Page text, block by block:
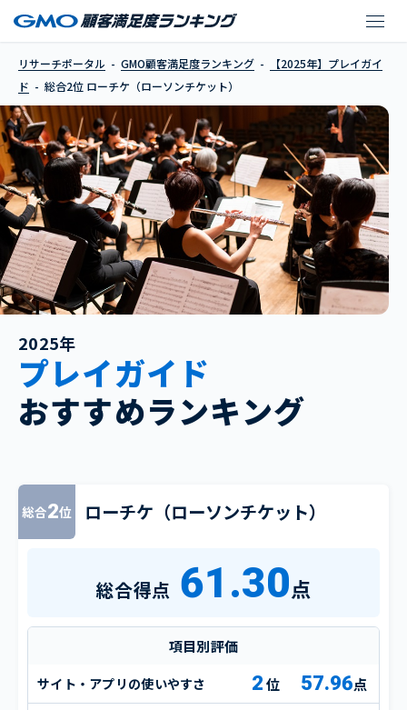
ローチケ（ローソンチ
リサーチポータル GMO顧客満足度ランキング
【2025年】プレイガイ
ド
総合2位 ローチケ（ローソンチケット）
2025年
プレイガイド
おすすめランキング
総合2位 ローチケ（ローソンチケット）
総合得点 61.30点
項目別評価
サイト・アプリの使いやすさ 2 57.96点